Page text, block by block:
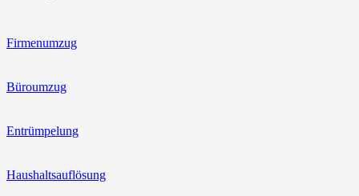
Firmenumzug
Büroumzug
Entrümpelung
Haushaltsauflösung